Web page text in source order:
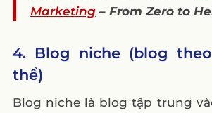
Marketing– From Zero to
4. Blog niche (blog
thể)
Blog niche là blog tập trung